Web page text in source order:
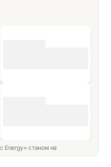
Energy» станом на